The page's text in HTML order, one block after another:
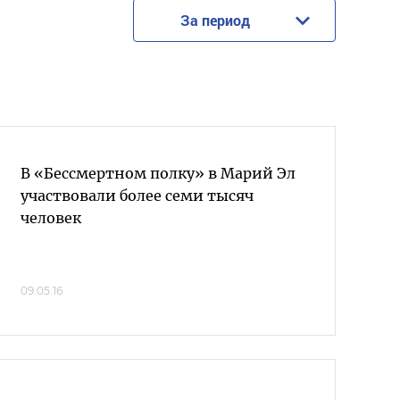
За период
В «Бессмертном полку» в Марий Эл
участвовали более семи тысяч
человек
09.05.16